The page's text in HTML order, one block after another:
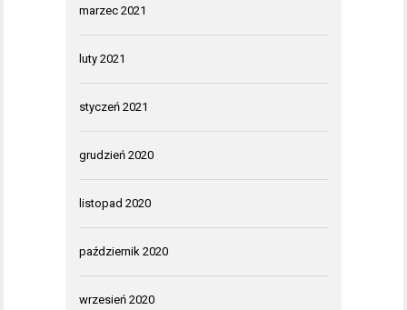
marzec 2021
luty 2021
styczeń 2021
grudzień 2020
listopad 2020
październik 2020
wrzesień 2020